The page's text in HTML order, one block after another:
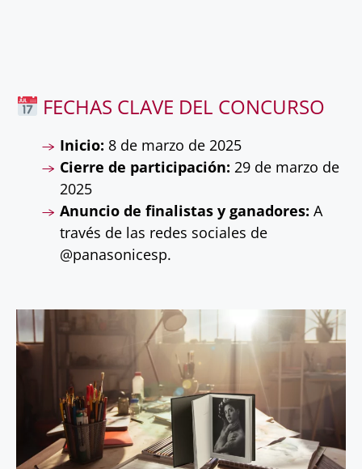
FECHAS CLAVE DEL CONCURSO
Inicio: 8 de marzo de 2025
Cierre de participación: 29 de marzo de
2025
Anuncio de finalistas y ganadores: A
través de las redes sociales de
@panasonicesp.